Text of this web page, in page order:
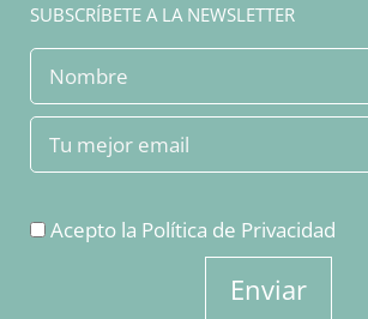
SUBSCRÍBETE A LA NEWSLETTER
Acepto la Política de Privacidad